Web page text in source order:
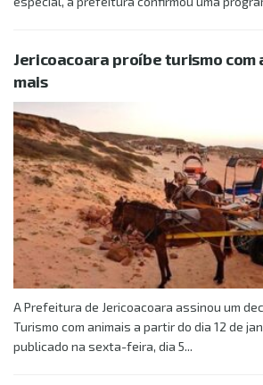
Jericoacoara proíbe turismo com
mais
A Prefeitura de Jericoacoara assinou um
Turismo com animais a partir do dia 12 de
publicado na sexta-feira, dia 5...